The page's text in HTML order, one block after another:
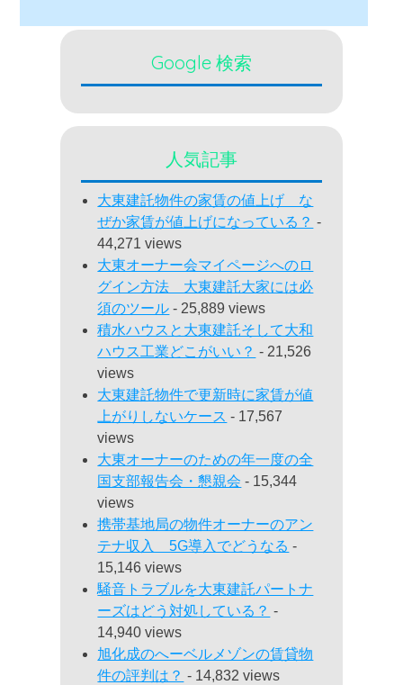
Google 検索
人気記事
大東建託物件の家賃の値上げ な
ぜか家賃が値上げになっている？ -
44,271 views
大東オーナー会マイページへのロ
グイン方法 大東建託大家には必
須のツール - 25,889 views
積水ハウスと大東建託そして大和
ハウス工業どこがいい？ - 21,526
views
大東建託物件で更新時に家賃が値
上がりしないケース - 17,567
views
大東オーナーのための年一度の全
国支部報告会・懇親会 - 15,344
views
携帯基地局の物件オーナーのアン
テナ収入 5G導入でどうなる -
15,146 views
騒音トラブルを大東建託パートナ
ーズはどう対処している？ -
14,940 views
旭化成のへーベルメゾンの賃貸物
件の評判は？ - 14,832 views